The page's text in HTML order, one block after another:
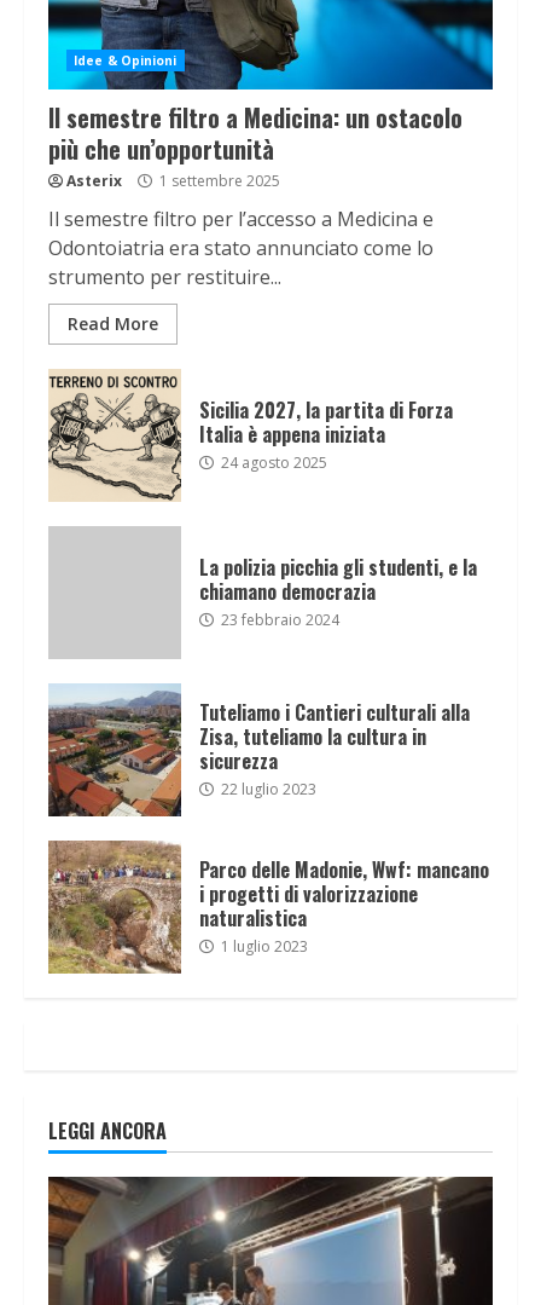
Idee & Opinioni
Il semestre filtro a Medicina: un ostacolo
più che un’opportunità
Asterix 1 settembre 2025
Il semestre filtro per l’accesso a Medicina e
Odontoiatria era stato annunciato come lo
strumento per restituire...
Read More
Sicilia 2027, la partita di Forza
Italia è appena iniziata
24 agosto 2025
La polizia picchia gli studenti, e la
chiamano democrazia
23 febbraio 2024
Tuteliamo i Cantieri culturali alla
Zisa, tuteliamo la cultura in
sicurezza
22 luglio 2023
Parco delle Madonie, Wwf: mancano
i progetti di valorizzazione
naturalistica
1 luglio 2023
LEGGI ANCORA